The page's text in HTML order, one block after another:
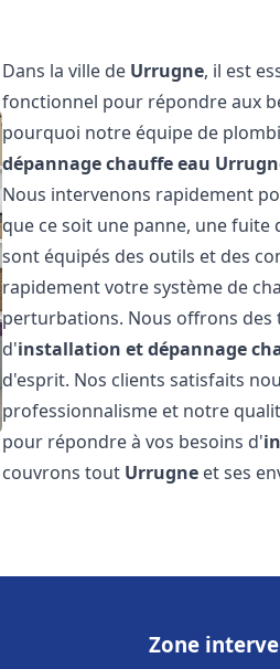
Dans la ville de Urrugne, il est
fonctionnel pour répondre aux
pourquoi notre équipe de
dépannage chauffe eau
Nous intervenons rapidement
que ce soit une panne, une
sont équipés des outils et des
rapidement votre système de
perturbations. Nous offrons des
d'installation et dépannage
d'esprit. Nos clients satisfaits
professionnalisme et notre
pour répondre à vos besoins d'
couvrons tout Urrugne et ses
Zone